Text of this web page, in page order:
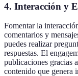
4. Interacción y
Fomentar la
comentarios y
puedes realizar
respuestas. El
publicaciones gracias
contenido que genera